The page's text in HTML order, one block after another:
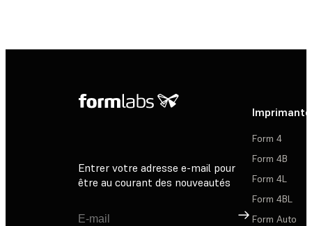
Entrer votre adresse e-mail pour
être au courant des nouveautés
Inscription
Form 4
Form 4B
Form 4L
Form 4BL
Form Auto